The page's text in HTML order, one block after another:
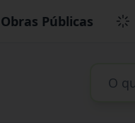
Obras Públicas